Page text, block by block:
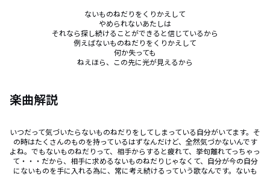
ないものねだりをくりかえして
やめられないあたしは
それなら探し続けることができると信じているから
例えばないものねだりをくりかえして
何か失っても
ねえほら、この先に光が見えるから
楽曲解説
いつだって気づいたらないものねだりをしてしまっている自分がいてます。そ
の時はたくさんのものを持っているはずなんだけど、全然気づかないんです
よね。でもないものねだりって、相手からすると疲れて、挙句離れてっちゃっ
て・・・だから、相手に求めるないものねだりじゃなくて、自分が今の自分
にないものを手に入れる為に、常に考え続けるっていう歌なんです。ないも